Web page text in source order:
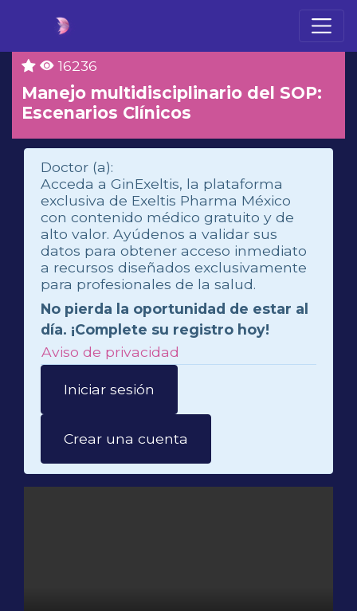
16236
Manejo multidisciplinario del SOP:
Escenarios Clínicos
Doctor (a):
Acceda a GinExeltis, la plataforma
exclusiva de Exeltis Pharma México
con contenido médico gratuito y de
alto valor. Ayúdenos a validar sus
datos para obtener acceso inmediato
a recursos diseñados exclusivamente
para profesionales de la salud.
No pierda la oportunidad de estar al
día. ¡Complete su registro hoy!
Aviso de privacidad
Iniciar sesión
Crear una cuenta